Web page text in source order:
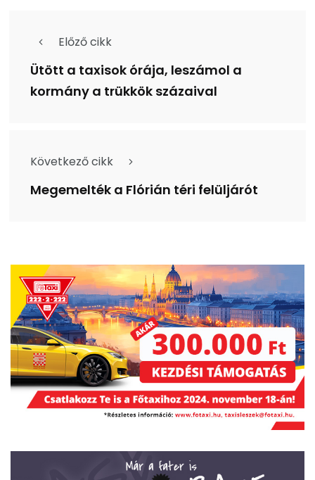
Előző cikk
Ütött a taxisok órája, leszámol a
kormány a trükkök százaival
Következő cikk
Megemelték a Flórián téri felüljárót